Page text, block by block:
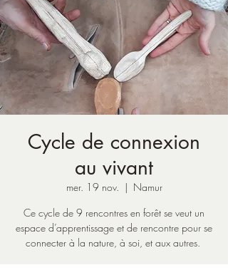
Cycle de connexion
au vivant
mer. 19 nov.
  |
Namur
Ce cycle de 9 rencontres en forêt se veut un
espace d’apprentissage et de rencontre pour se
connecter à la nature, à soi, et aux autres.